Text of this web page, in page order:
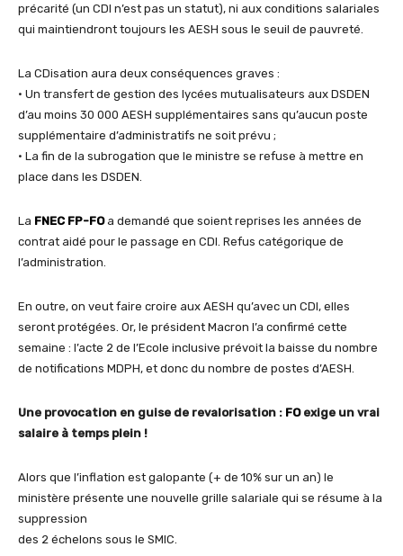
précarité (un CDI n’est pas un statut), ni aux conditions salariales
qui maintiendront toujours les AESH sous le seuil de pauvreté.
La CDisation aura deux conséquences graves :
• Un transfert de gestion des lycées mutualisateurs aux DSDEN
d’au moins 30 000 AESH supplémentaires sans qu’aucun poste
supplémentaire d’administratifs ne soit prévu ;
• La fin de la subrogation que le ministre se refuse à mettre en
place dans les DSDEN.
La FNEC FP-FOa demandé que soient reprises les années de
contrat aidé pour le passage en CDI. Refus catégorique de
l’administration.
En outre, on veut faire croire aux AESH qu’avec un CDI, elles
seront protégées. Or, le président Macron l’a confirmé cette
semaine : l’acte 2 de l’Ecole inclusive prévoit la baisse du nombre
de notifications MDPH, et donc du nombre de postes d’AESH.
Une provocation en guise de revalorisation : FO exige un vrai
salaire à temps plein !
Alors que l’inflation est galopante (+ de 10% sur un an) le
ministère présente une nouvelle grille salariale qui se résume à la
suppression
des 2 échelons sous le SMIC.